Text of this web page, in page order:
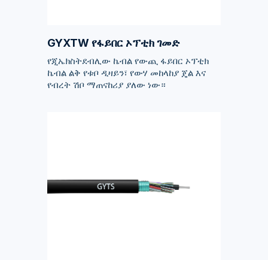
GYXTW የፋይበር ኦፕቲክ ገመድ
የጂኤክስትደብሊው ኬብል የውጪ ፋይበር ኦፕቲክ
ኬብል ልቅ የቱቦ ዲዛይን፣ የውሃ መከላከያ ጄል እና
የብረት ሽቦ ማጠናከሪያ ያለው ነው።